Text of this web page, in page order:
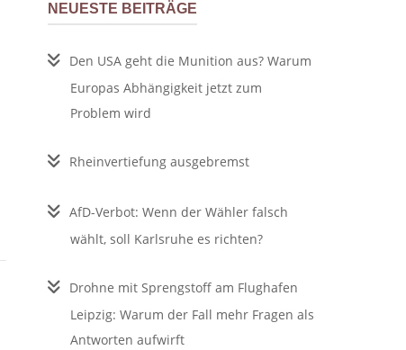
NEUESTE BEITRÄGE
Den USA geht die Munition aus? Warum
Europas Abhängigkeit jetzt zum
Problem wird
Rheinvertiefung ausgebremst
AfD-Verbot: Wenn der Wähler falsch
wählt, soll Karlsruhe es richten?
Drohne mit Sprengstoff am Flughafen
Leipzig: Warum der Fall mehr Fragen als
Antworten aufwirft